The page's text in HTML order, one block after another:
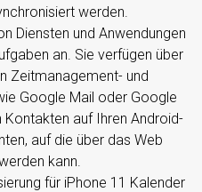
werden.
Diensten und Anwendungen
an. Sie verfügen über
Zeitmanagement- und
Google Mail oder Google
auf Ihren Android-
auf die über das Web
kann.
für iPhone 11 Kalender